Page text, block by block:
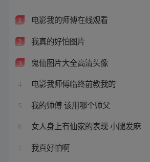
1 电影我的师傅在线观看
2 我真的好怕图片
3 鬼仙图片大全高清头像
4 电影我师傅临终前教我的
5 我的师傅 该用哪个师父
6 女人身上有仙家的表现 小腿发麻
7 我真好怕啊